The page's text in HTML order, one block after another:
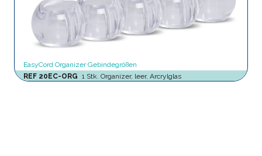
EasyCord Organizer Gebindegrößen
REF 20EC-ORG 1 Stk. Organizer, leer, Arcrylglas